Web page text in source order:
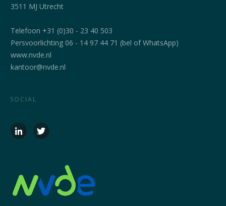
3511 MJ Utrecht
Telefoon +31 (0)30 - 23 40 503
Persvoorlichting 06 - 14 97 44 71 (bel of WhatsApp)
www.nvde.nl
kantoor@nvde.nl
SOCIAL